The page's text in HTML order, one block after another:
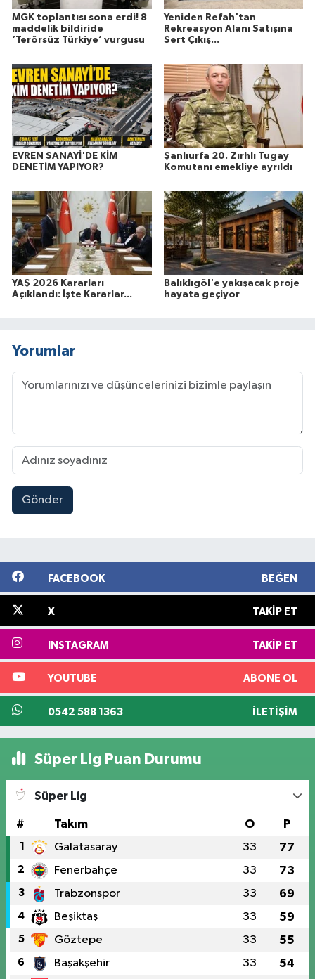
MGK toplantısı sona erdi! 8
maddelik bildiride
‘Terörsüz Türkiye’ vurgusu
Yeniden Refah'tan
Rekreasyon Alanı Satışına
Sert Çıkış...
EVREN SANAYİ'DE KİM
DENETİM YAPIYOR?
Şanlıurfa 20. Zırhlı Tugay
Komutanı emekliye ayrıldı
YAŞ 2026 Kararları
Açıklandı: İşte Kararlar...
Balıklıgöl'e yakışacak proje
hayata geçiyor
Yorumlar
Gönder
FACEBOOK BEĞEN
X TAKIP ET
INSTAGRAM TAKIP ET
YOUTUBE ABONE OL
0542 588 1363 İLETIŞIM
Süper Lig Puan Durumu
Süper Lig
# Takım O P
1 Galatasaray 33 77
2 Fenerbahçe 33 73
3 Trabzonspor 33 69
4 Beşiktaş 33 59
5 Göztepe 33 55
6 Başakşehir 33 54